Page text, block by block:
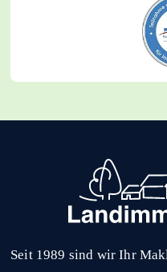
Seit 1989 sind wir Ihr